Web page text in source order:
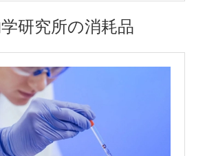
研究所の消耗品